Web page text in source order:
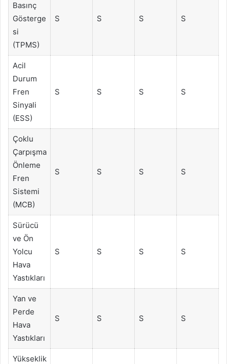
Basınç
Gösterge
si
(TPMS)
S S S S
Acil
Durum
Fren
Sinyali
(ESS)
S S S S
Çoklu
Çarpışma
Önleme
Fren
Sistemi
(MCB)
S S S S
Sürücü
ve Ön
Yolcu
Hava
Yastıkları
S S S S
Yan ve
Perde
Hava
Yastıkları
S S S S
Yükseklik